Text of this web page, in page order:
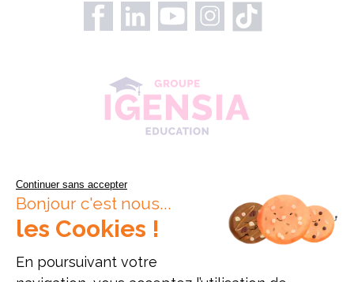
Continuer sans accepter
Bonjour c'est nous...
les Cookies !
En poursuivant votre